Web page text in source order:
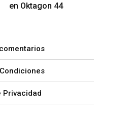
en Oktagon 44
Privacidad